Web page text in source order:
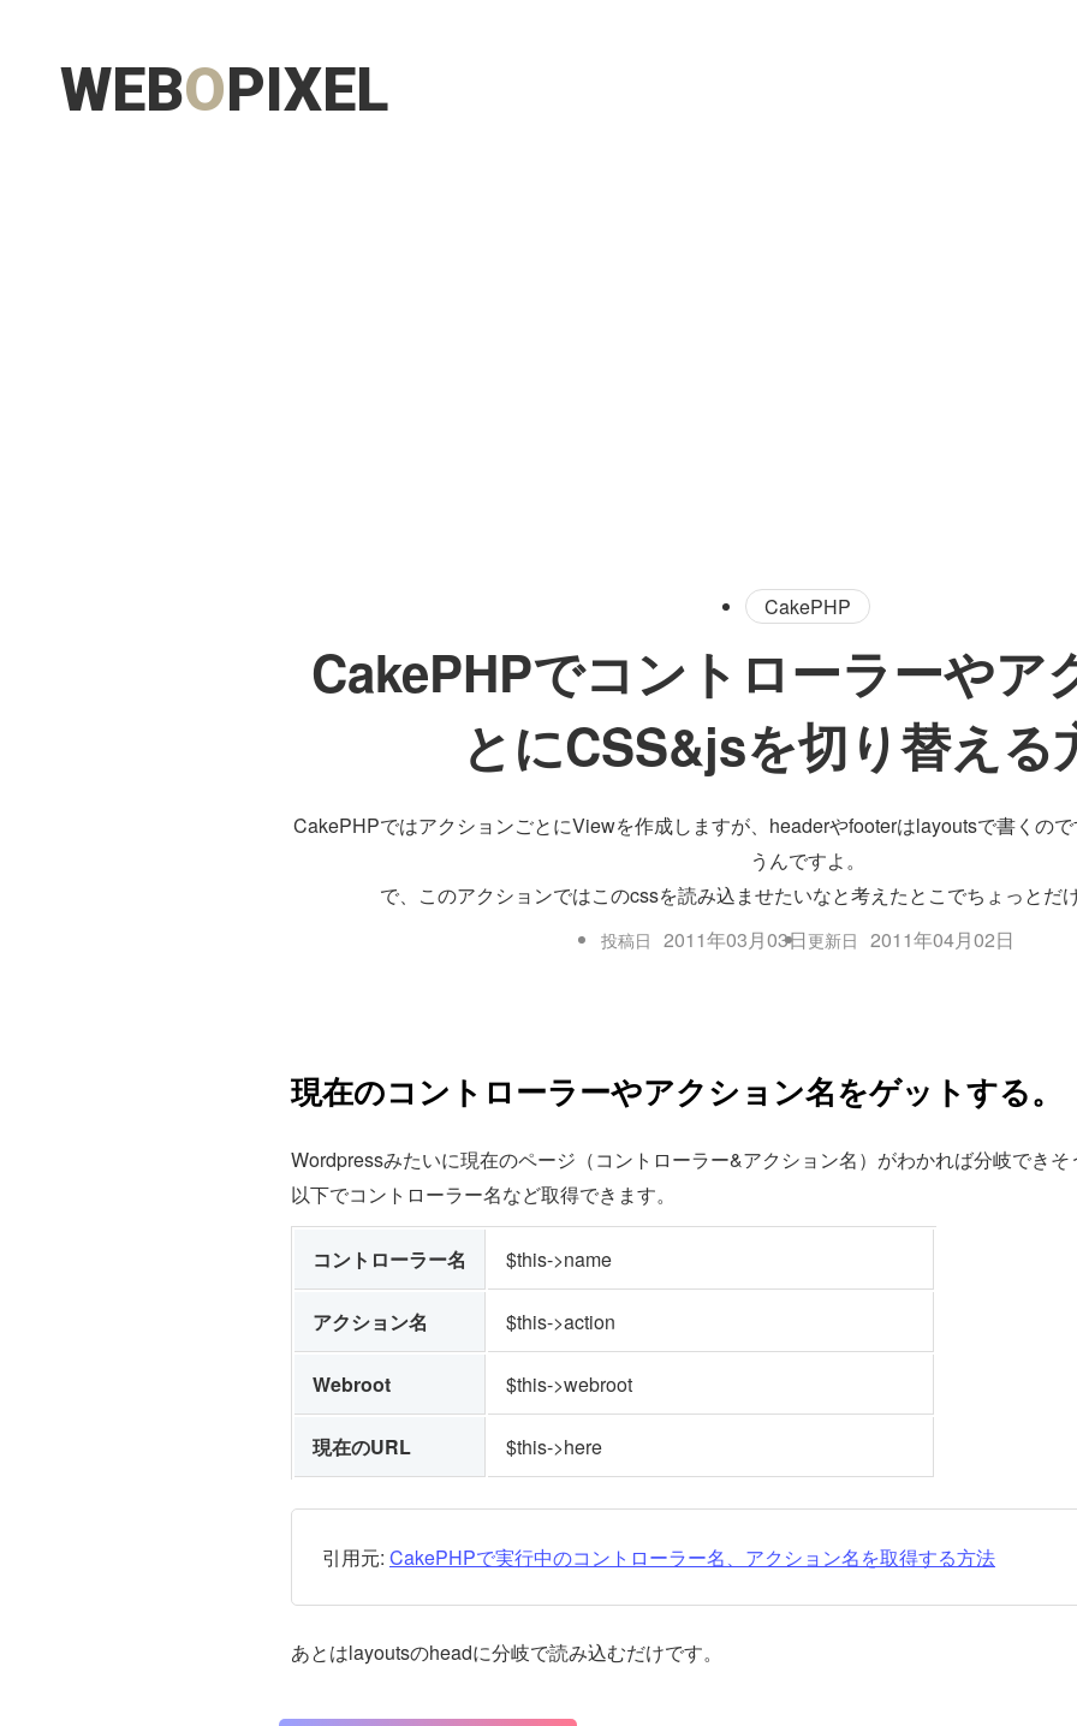
WEBOPIXEL
CakePHP
CakePHPでコントローラーやア
とにCSS&jsを切り替える
CakePHPではアクションごとにViewを作成しますが、headerやfooterはlayoutsで書くの
うんですよ。
で、このアクションではこのcssを読み込ませたいなと考えたとこでちょっとだ
投稿日 2011年03月03日更新日 2011年04月02日
現在のコントローラーやアクション名をゲットする。
Wordpressみたいに現在のページ（コントローラー&アクション名）がわかれば分岐できそ
以下でコントローラー名など取得できます。
コントローラー名 $this->name
アクション名 $this->action
Webroot $this->webroot
現在のURL $this->here
引用元: CakePHPで実行中のコントローラー名、アクション名を取得する方法
あとはlayoutsのheadに分岐で読み込むだけです。